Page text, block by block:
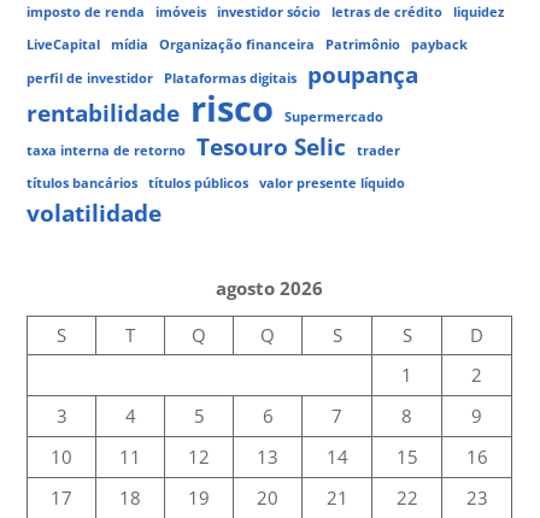
imposto de renda imóveis investidor sócio letras de crédito
liquidez
LiveCapital
mídia Organização financeira Patrimônio
payback
perfil de investidor
Plataformas digitais
poupança
rentabilidade risco
Supermercado
taxa interna de retorno
Tesouro Selic
trader
títulos bancários
títulos públicos valor presente líquido
volatilidade
agosto 2026
S
T Q Q S S
D
1
2
3
4 5 6 7 8
9
10
11 12 13 14 15
16
17
18 19 20 21 22
23